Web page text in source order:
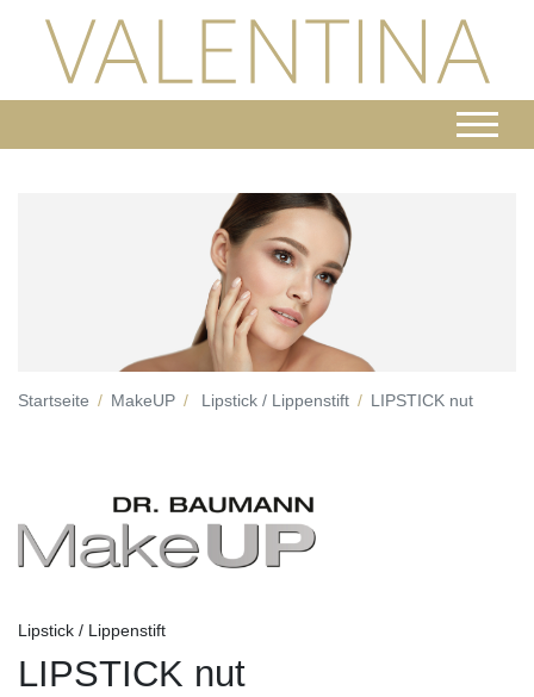
Startseite MakeUP Lipstick / Lippenstift LIPSTICK nut
Lipstick / Lippenstift
LIPSTICK nut